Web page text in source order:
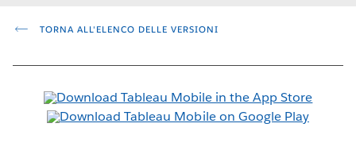
TORNA ALL'ELENCO DELLE VERSIONI